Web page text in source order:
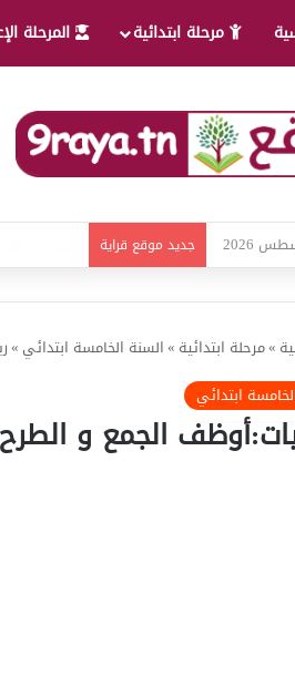
مرحلة ابتدائية المرحلة
جديد موقع قراية
»مرحلة ابتدائية »السنة الخامسة ابتدائي »
ابتدائي
الجمع و